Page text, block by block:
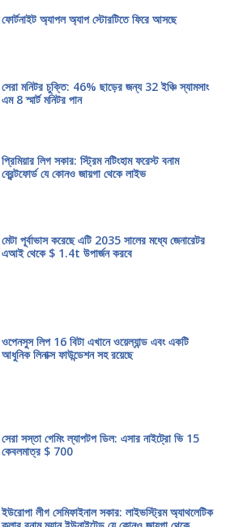
ফোর্টনাইট অ্যাপল অ্যাপ স্টোরটিতে ফিরে আসছে
সেরা মনিটর চুক্তি: 46% ছাড়ের জন্য 32 ইঞ্চি স্যামসাং
এম 8 স্মার্ট মনিটর পান
প্রিমিয়ার লিগ সকার: স্ট্রিম নটিংহাম ফরেস্ট বনাম
ব্রেন্টফোর্ড যে কোনও জায়গা থেকে লাইভ
মেটা পূর্বাভাস করেছে এটি 2035 সালের মধ্যে জেনারেটর
এআই থেকে $ 1.4t উপার্জন করবে
ওপেনসুস লিপ 16 বিটা এখানে ওয়েল্যান্ড এবং একটি
আধুনিক লিনাক্স ফাউন্ডেশন সহ রয়েছে
সেরা সস্তা গেমিং ল্যাপটপ ডিল: এসার নাইট্রো ভি 15
কেবলমাত্র $ 700
ইউরোপা লীগ সেমিফাইনাল সকার: লাইভস্ট্রিম অ্যাথলেটিক